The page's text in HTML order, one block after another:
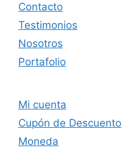
Contacto
Testimonios
Nosotros
Portafolio
Mi cuenta
Cupón de Descuento
Moneda